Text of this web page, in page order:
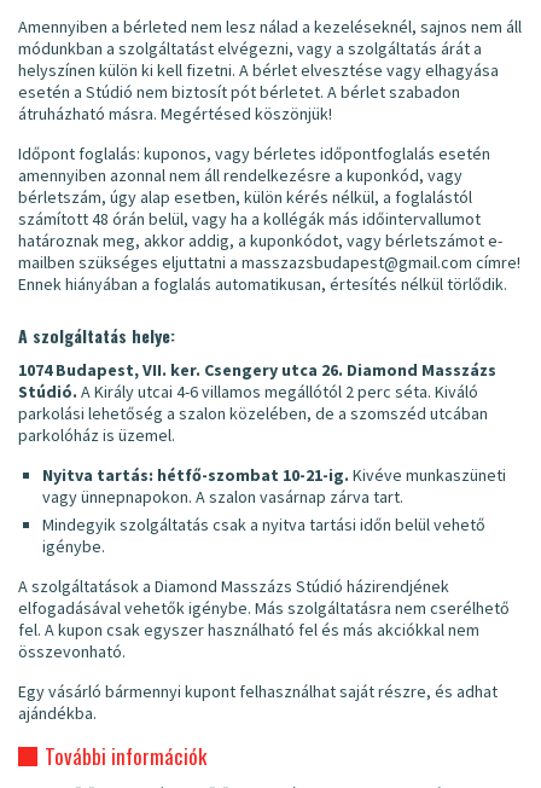
Amennyiben a bérleted nem lesz nálad a kezeléseknél, sajnos nem áll
módunkban a szolgáltatást elvégezni, vagy a szolgáltatás árát a
helyszínen külön ki kell fizetni. A bérlet elvesztése vagy elhagyása
esetén a Stúdió nem biztosít pót bérletet. A bérlet szabadon
átruházható másra. Megértésed köszönjük!
Időpont foglalás: kuponos, vagy bérletes időpontfoglalás esetén
amennyiben azonnal nem áll rendelkezésre a kuponkód, vagy
bérletszám, úgy alap esetben, külön kérés nélkül, a foglalástól
számított 48 órán belül, vagy ha a kollégák más időintervallumot
határoznak meg, akkor addig, a kuponkódot, vagy bérletszámot e-
mailben szükséges eljuttatni a masszazsbudapest@gmail.com címre!
Ennek hiányában a foglalás automatikusan, értesítés nélkül törlődik.
A szolgáltatás helye:
1074 Budapest, VII. ker. Csengery utca 26. Diamond Masszázs
Stúdió. A Király utcai 4-6 villamos megállótól 2 perc séta. Kiváló
parkolási lehetőség a szalon közelében, de a szomszéd utcában
parkolóház is üzemel.
Nyitva tartás: hétfő-szombat 10-21-ig. Kivéve munkaszüneti
vagy ünnepnapokon. A szalon vasárnap zárva tart.
Mindegyik szolgáltatás csak a nyitva tartási időn belül vehető
igénybe.
A szolgáltatások a Diamond Masszázs Stúdió házirendjének
elfogadásával vehetők igénybe. Más szolgáltatásra nem cserélhető
fel. A kupon csak egyszer használható fel és más akciókkal nem
összevonható.
Egy vásárló bármennyi kupont felhasználhat saját részre, és adhat
ajándékba.
További információk